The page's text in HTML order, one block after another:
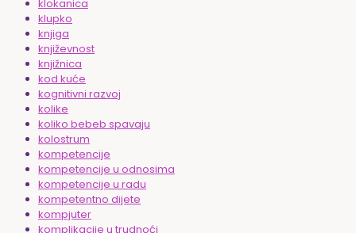
klokanica
klupko
knjiga
književnost
knjižnica
kod kuće
kognitivni razvoj
kolike
koliko bebeb spavaju
kolostrum
kompetencije
kompetencije u odnosima
kompetencije u radu
kompetentno dijete
kompjuter
komplikacije u trudnoći